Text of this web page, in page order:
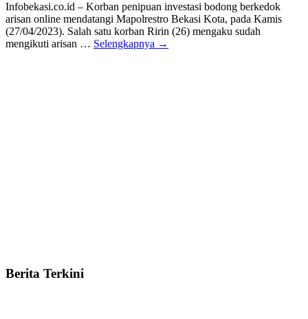
Infobekasi.co.id – Korban penipuan investasi bodong berkedok
arisan online mendatangi Mapolrestro Bekasi Kota, pada Kamis
(27/04/2023). Salah satu korban Ririn (26) mengaku sudah
mengikuti arisan … Selengkapnya →
Berita Terkini